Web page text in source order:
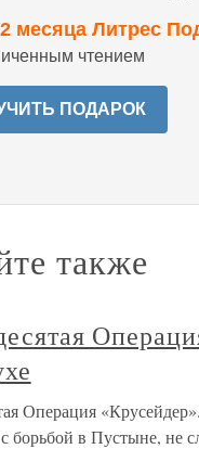
2 месяца Литрес
чтением
ПОДАРОК
также
Операция
борьбой в Пустыне, не